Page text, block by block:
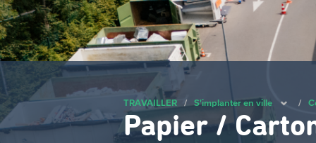
TRAVAILLER / S'implanter en ville /
Papier /